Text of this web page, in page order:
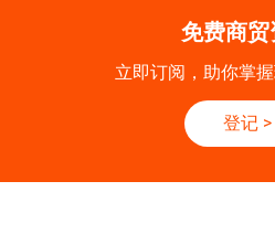
免费商贸
立即订阅，助你掌
登记 >